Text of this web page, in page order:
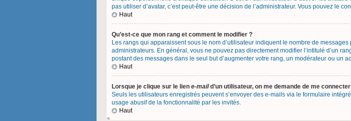
pas utiliser d’avatar, c’est peut-être une décision de l’administrateur. Vous pouvez le
Haut
Qu’est-ce que mon rang et comment le modifier ?
Les rangs qui apparaissent sous le nom d’utilisateur indiquent le nombre de
administrateurs. En général, vous ne pouvez pas directement modifier l’intitulé d’un
postant des messages dans le seul but d’augmenter votre rang, un modérateur ou un
Haut
Lorsque je clique sur le lien e-maild’un utilisateur, on me demande de me
Seuls les utilisateurs enregistrés peuvent s’envoyer des e-mails via le formulaire
usage abusif de la fonctionnalité par les invités.
Haut